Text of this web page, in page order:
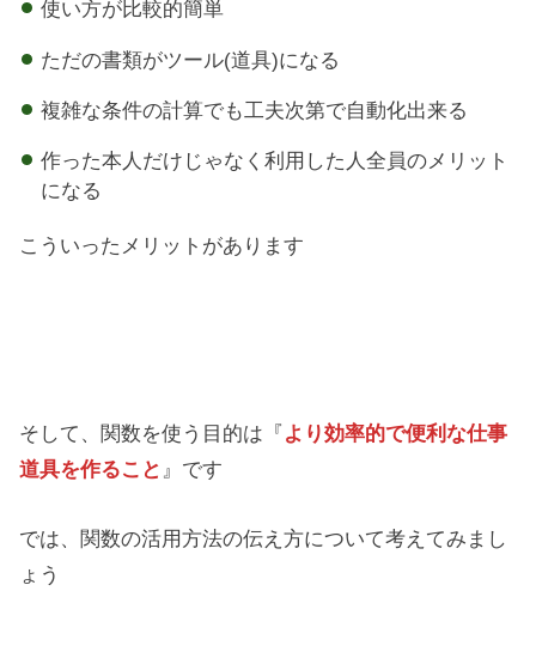
使い方が比較的簡単
ただの書類がツール(道具)になる
複雑な条件の計算でも工夫次第で自動化出来る
作った本人だけじゃなく利用した人全員のメリット
になる
こういったメリットがあります
そして、関数を使う目的は『 より効率的で便利な仕事
道具を作ること 』です
では、関数の活用方法の伝え方について考えてみまし
ょう